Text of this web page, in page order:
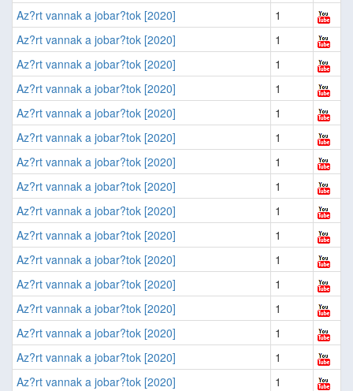
Az?rt vannak a jobar?tok [2020]
1
Az?rt vannak a jobar?tok [2020]
1
Az?rt vannak a jobar?tok [2020]
1
Az?rt vannak a jobar?tok [2020]
1
Az?rt vannak a jobar?tok [2020]
1
Az?rt vannak a jobar?tok [2020]
1
Az?rt vannak a jobar?tok [2020]
1
Az?rt vannak a jobar?tok [2020]
1
Az?rt vannak a jobar?tok [2020]
1
Az?rt vannak a jobar?tok [2020]
1
Az?rt vannak a jobar?tok [2020]
1
Az?rt vannak a jobar?tok [2020]
1
Az?rt vannak a jobar?tok [2020]
1
Az?rt vannak a jobar?tok [2020]
1
Az?rt vannak a jobar?tok [2020]
1
Az?rt vannak a jobar?tok [2020]
1